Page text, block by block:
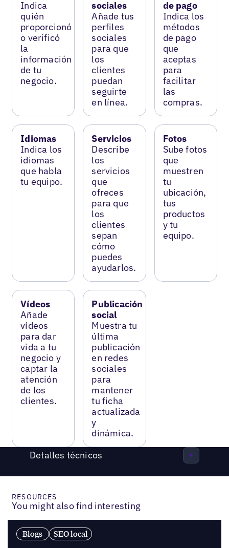
Indica
quién
proporcionó
o verificó
la
información
de tu
negocio.
sociales
Añade tus
perfiles
sociales
para que
los
clientes
puedan
seguirte
en línea.
de pago
Indica los
métodos
de pago
que
aceptas
para
facilitar
las
compras.
Idiomas
Indica los
idiomas
que habla
tu equipo.
Servicios
Describe
los
servicios
que
ofreces
para que
los
clientes
sepan
cómo
puedes
ayudarlos.
Fotos
Sube fotos
que
muestren
tu
ubicación,
tus
productos
y tu
equipo.
Vídeos
Añade
vídeos
para dar
vida a tu
negocio y
captar la
atención
de los
clientes.
Publicación
social
Muestra tu
última
publicación
en redes
sociales
para
mantener
tu ficha
actualizada
y
dinámica.
Detalles técnicos
RESOURCES
You might also find interesting
Blogs SEO local